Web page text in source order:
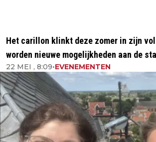
Het carillon klinkt deze zomer in zijn
worden nieuwe mogelijkheden aan de
22 MEI , 8:09•EVENEMENTEN